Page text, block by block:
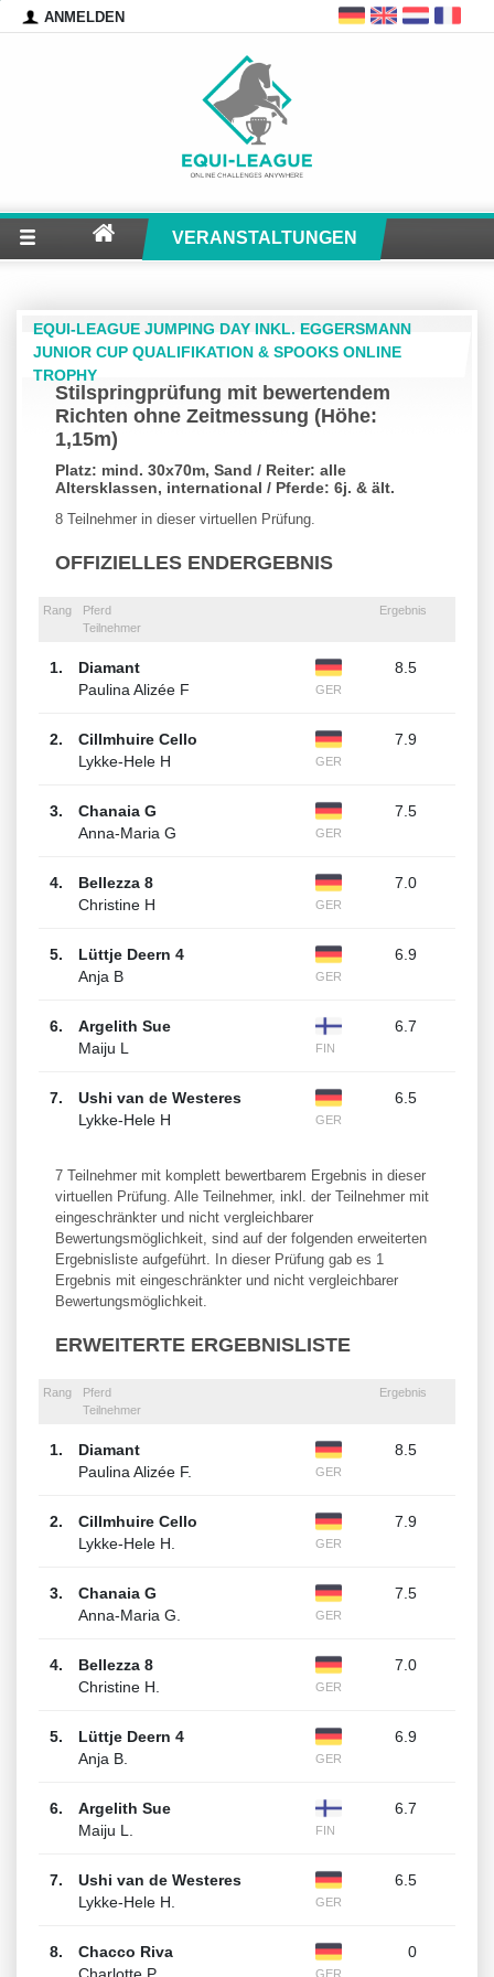
ANMELDEN
VERANSTALTUNGEN
EQUI-LEAGUE JUMPING DAY INKL. EGGERSMANN
JUNIOR CUP QUALIFIKATION & SPOOKS ONLINE
TROPHY
Stilspringprüfung mit bewertendem
Richten ohne Zeitmessung (Höhe:
1,15m)
Platz: mind. 30x70m, Sand / Reiter: alle
Altersklassen, international / Pferde: 6j. & ält.
8 Teilnehmer in dieser virtuellen Prüfung.
OFFIZIELLES ENDERGEBNIS
Rang
Pferd
Teilnehmer
Ergebnis
1.
GER
Diamant
Paulina Alizée F
8.5
2.
GER
Cillmhuire Cello
Lykke-Hele H
7.9
3.
GER
Chanaia G
Anna-Maria G
7.5
4.
GER
Bellezza 8
Christine H
7.0
5.
GER
Lüttje Deern 4
Anja B
6.9
6.
FIN
Argelith Sue
Maiju L
6.7
7.
GER
Ushi van de Westeres
Lykke-Hele H
6.5
7 Teilnehmer mit komplett bewertbarem Ergebnis in dieser
virtuellen Prüfung. Alle Teilnehmer, inkl. der Teilnehmer mit
eingeschränkter und nicht vergleichbarer
Bewertungsmöglichkeit, sind auf der folgenden erweiterten
Ergebnisliste aufgeführt. In dieser Prüfung gab es 1
Ergebnis mit eingeschränkter und nicht vergleichbarer
Bewertungsmöglichkeit.
ERWEITERTE ERGEBNISLISTE
Rang
Pferd
Teilnehmer
Ergebnis
1.
GER
Diamant
Paulina Alizée F.
8.5
2.
GER
Cillmhuire Cello
Lykke-Hele H.
7.9
3.
GER
Chanaia G
Anna-Maria G.
7.5
4.
GER
Bellezza 8
Christine H.
7.0
5.
GER
Lüttje Deern 4
Anja B.
6.9
6.
FIN
Argelith Sue
Maiju L.
6.7
7.
GER
Ushi van de Westeres
Lykke-Hele H.
6.5
8.
GER
Chacco Riva
0